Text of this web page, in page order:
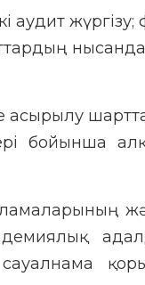
жүргізу;
асырылу
бойынша